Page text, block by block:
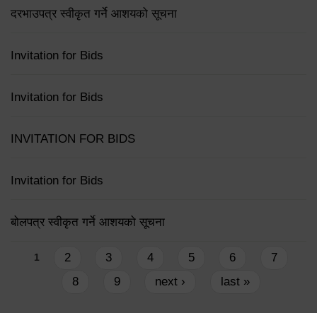
दरभाउपत्र स्वीकृत गर्ने आशयको सूचना
Invitation for Bids
Invitation for Bids
INVITATION FOR BIDS
Invitation for Bids
बोलपत्र स्वीकृत गर्ने आशयको सूचना
Pages
1 2 3 4 5 6
7
8
9 next › last »